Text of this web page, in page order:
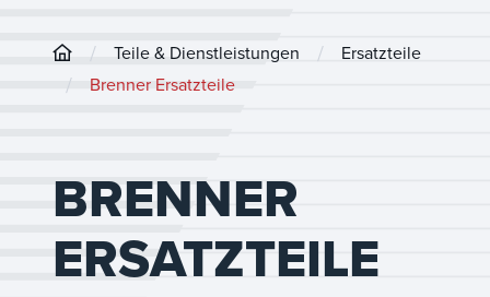
/ Teile & Dienstleistungen / Ersatzteile
/ Brenner Ersatzteile
BRENNER
ERSATZTEILE